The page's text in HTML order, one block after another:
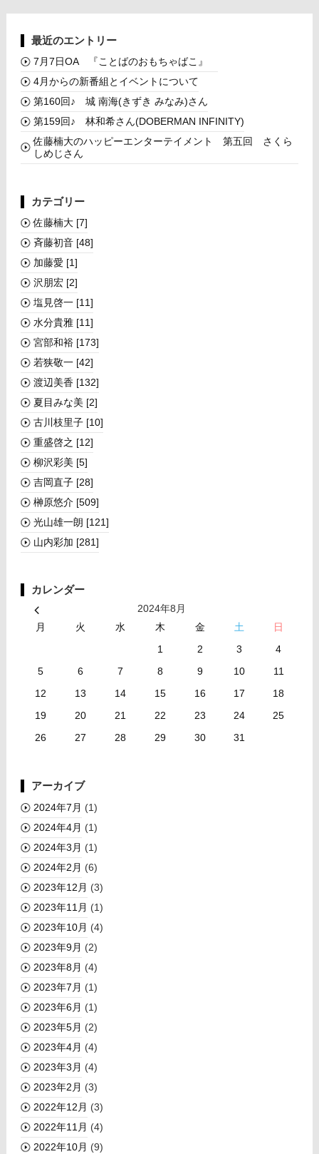
最近のエントリー
7月7日OA 『ことばのおもちゃばこ』
4月からの新番組とイベントについて
第160回♪ 城 南海(きずき みなみ)さん
第159回♪ 林和希さん(DOBERMAN INFINITY)
佐藤楠大のハッピーエンターテイメント 第五回 さくら
しめじさん
カテゴリー
佐藤楠大 [7]
斉藤初音 [48]
加藤愛 [1]
沢朋宏 [2]
塩見啓一 [11]
水分貴雅 [11]
宮部和裕 [173]
若狭敬一 [42]
渡辺美香 [132]
夏目みな美 [2]
古川枝里子 [10]
重盛啓之 [12]
柳沢彩美 [5]
吉岡直子 [28]
榊󠄀原悠介 [509]
光山雄一朗 [121]
山内彩加 [281]
カレンダー
2024年8月
月
火 水 木 金 土
日
1
2 3
4
5
6 7 8 9 10
11
12
13 14 15 16 17
18
19
20 21 22 23 24
25
26
27 28 29 30 31
アーカイブ
2024年7月 (1)
2024年4月 (1)
2024年3月 (1)
2024年2月 (6)
2023年12月 (3)
2023年11月 (1)
2023年10月 (4)
2023年9月 (2)
2023年8月 (4)
2023年7月 (1)
2023年6月 (1)
2023年5月 (2)
2023年4月 (4)
2023年3月 (4)
2023年2月 (3)
2022年12月 (3)
2022年11月 (4)
2022年10月 (9)